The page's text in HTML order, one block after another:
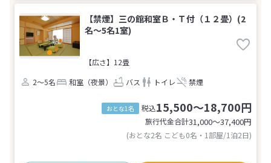
【禁煙】三の館和室Ｂ・Ｔ付（１２畳）(2
名～5名1室)
【広さ】12畳
2～5名
和室（夜景） バス トイレ 禁煙
おとな1名 税込15,500～18,700円
旅行代金合計31,000〜37,400円
(おとな2名 こども0名・1部屋/1泊2日)